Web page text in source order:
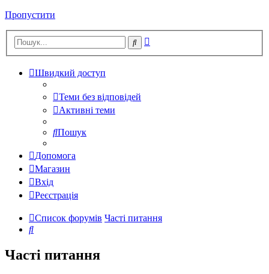
Пропустити
Пошук
Швидкий доступ
Теми без відповідей
Активні теми
Пошук
Допомога
Магазин
Вхід
Реєстрація
Список форумів Часті питання
Пошук
Часті питання